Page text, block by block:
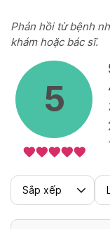
Phản hồi từ bệnh
khám hoặc bác sĩ.
5
Sắp xếp